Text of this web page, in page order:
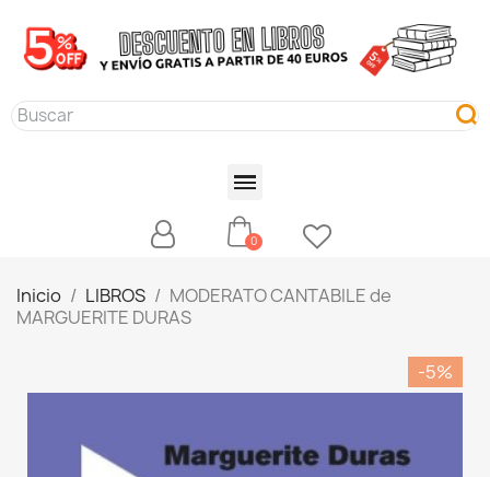
Inicio LIBROS
MODERATO CANTABILE de
MARGUERITE DURAS
-5%